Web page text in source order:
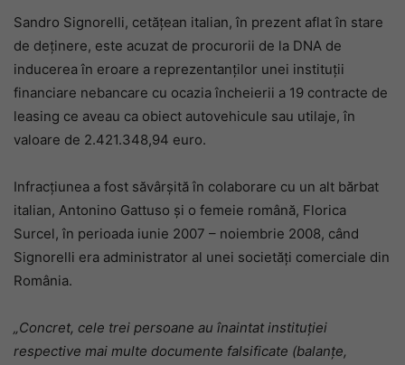
Sandro Signorelli, cetățean italian, în prezent aflat în stare
de deținere, este acuzat de procurorii de la DNA de
inducerea în eroare a reprezentanților unei instituții
financiare nebancare cu ocazia încheierii a 19 contracte de
leasing ce aveau ca obiect autovehicule sau utilaje, în
valoare de 2.421.348,94 euro.
Infracțiunea a fost săvârșită în colaborare cu un alt bărbat
italian, Antonino Gattuso și o femeie română, Florica
Surcel, în perioada iunie 2007 – noiembrie 2008, când
Signorelli era administrator al unei societăți comerciale din
România.
„Concret, cele trei persoane au înaintat instituției
respective mai multe documente falsificate (balanțe,